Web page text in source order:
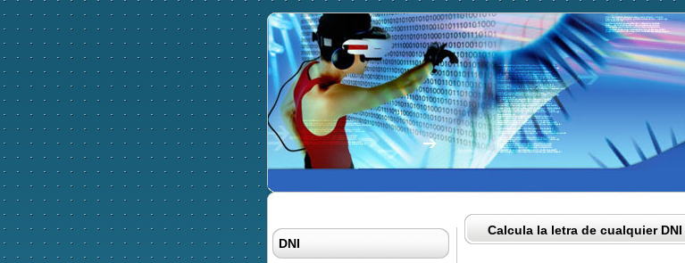
Calcula la letra de cualquier DNI
DNI